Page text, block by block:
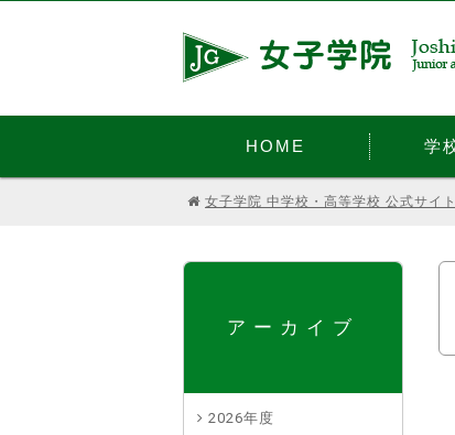
HOME 学
女子学院 中学校・高等学校 公式サイト
アーカイブ
2026年度